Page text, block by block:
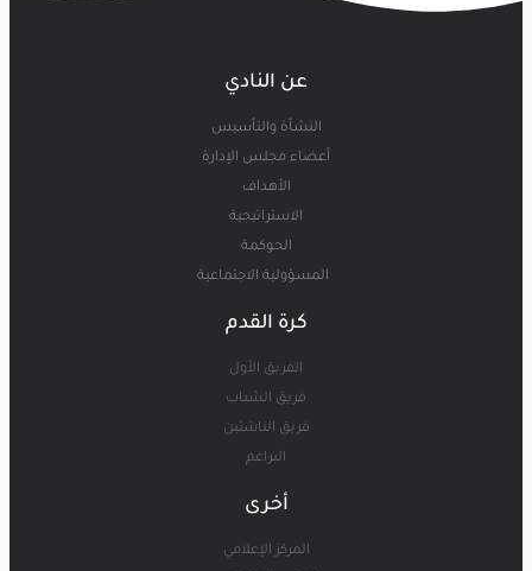
عن النادي
النشأة والتأسيس
أعضاء مجلس الإدارة
الأهداف
الاستراتيجية
الحوكمة
المسؤولية الاجتماعية
كرة القدم
الفريق الأول
فريق الشباب
فريق الناشئين
البراعم
أخرى
المركز الإعلامي